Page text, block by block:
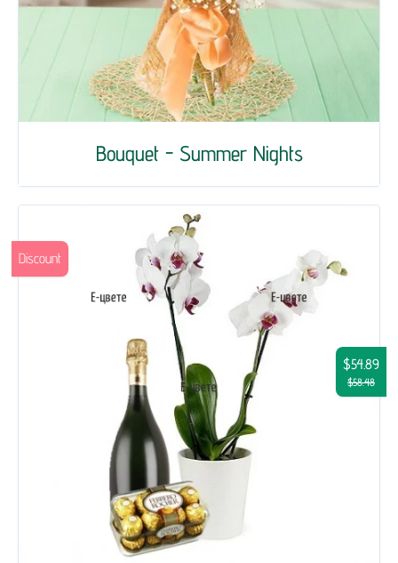
Bouquet - Summer Nights
$54.89
$58.48
Discount